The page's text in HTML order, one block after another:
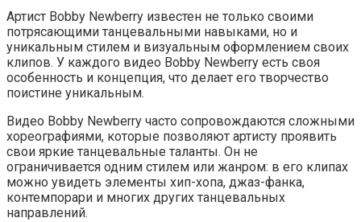
Артист Bobby Newberry известен не только своими
потрясающими танцевальными навыками, но и
уникальным стилем и визуальным оформлением своих
клипов. У каждого видео Bobby Newberry есть своя
особенность и концепция, что делает его творчество
поистине уникальным.
Видео Bobby Newberry часто сопровождаются сложными
хореографиями, которые позволяют артисту проявить
свои яркие танцевальные таланты. Он не
ограничивается одним стилем или жанром: в его клипах
можно увидеть элементы хип-хопа, джаз-фанка,
контемпорари и многих других танцевальных
направлений.